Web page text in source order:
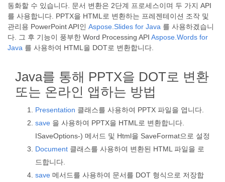
동화할 수 있습니다. 문서 변환은 2단계 프로세스이며 두 가지 API
를 사용합니다. PPTX을 HTML로 변환하는 프레젠테이션 조작 및
관리용 PowerPoint API인 Aspose.Slides for Java 를 사용하겠습니
다. 그 후 기능이 풍부한 Word Processing API Aspose.Words for
Java 를 사용하여 HTML을 DOT로 변환합니다.
Java를 통해 PPTX을 DOT로 변환
또는 온라인 앱하는 방법
Presentation 클래스를 사용하여 PPTX 파일을 엽니다.
save 을 사용하여 PPTX을 HTML로 변환합니다.
ISaveOptions-) 메서드 및 Html을 SaveFormat으로 설정
Document 클래스를 사용하여 변환된 HTML 파일을 로
드합니다.
save 메서드를 사용하여 문서를 DOT 형식으로 저장합